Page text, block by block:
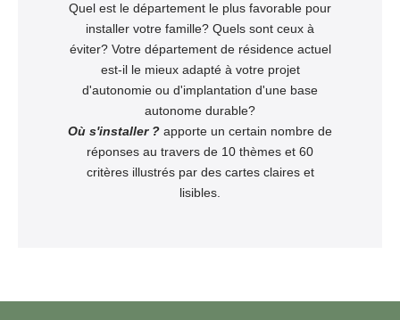
Quel est le département le plus favorable pour
installer votre famille? Quels sont ceux à
éviter? Votre département de résidence actuel
est-il le mieux adapté à votre projet
d'autonomie ou d'implantation d'une base
autonome durable?
Où s'installer ? apporte un certain nombre de
réponses au travers de 10 thèmes et 60
critères illustrés par des cartes claires et
lisibles.